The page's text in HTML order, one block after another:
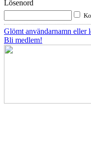
Lösenord
Glömt användarnamn eller
Bli medlem!